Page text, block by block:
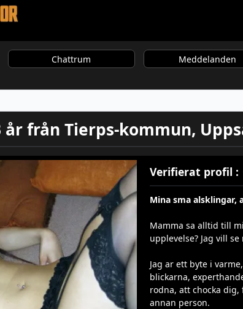
Chattrum Meddelanden
år från Tierps-kommun,
Verifierat profil :
Mina sma alsklingar,
Mamma sa alltid till
upplevelse? Jag vill
Jag ar ett byte i
blickarna,
rodna, att chocka
annan person.